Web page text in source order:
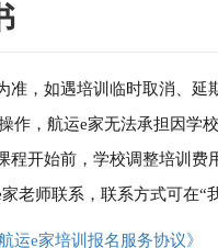
准，如遇培训临时取消、
作，航运e家无法承担因学
程开始前，学校调整培训
老师联系，联系方式可在
航运e家培训报名服务协议》